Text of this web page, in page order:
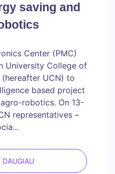
saving and
Center (PMC)
University College of
UCN) to
based project
robotics. On 13-
representatives –